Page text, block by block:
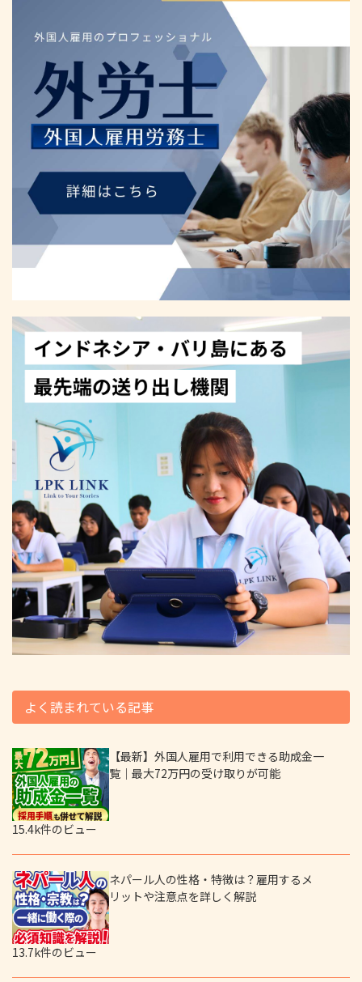
よく読まれている記事
【最新】外国人雇用で利用できる助成金一
覧｜最大72万円の受け取りが可能
15.4k件のビュー
ネパール人の性格・特徴は？雇用するメ
リットや注意点を詳しく解説
13.7k件のビュー